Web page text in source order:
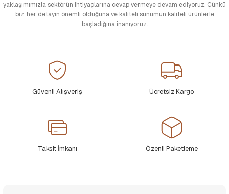
yaklaşımımızla sektörün ihtiyaçlarına cevap vermeye devam ediyoruz. Çünkü
biz, her detayın önemli olduğuna ve kaliteli sunumun kaliteli ürünlerle
başladığına inanıyoruz.
Güvenli Alışveriş Ücretsiz Kargo
Taksit İmkanı Özenli Paketleme